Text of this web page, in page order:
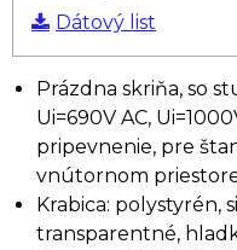
Dátový list
Prázdna skriňa, so
Ui=690V AC,
pripevnenie, pre
vnútornom
Krabica: polystyrén,
transparentné,